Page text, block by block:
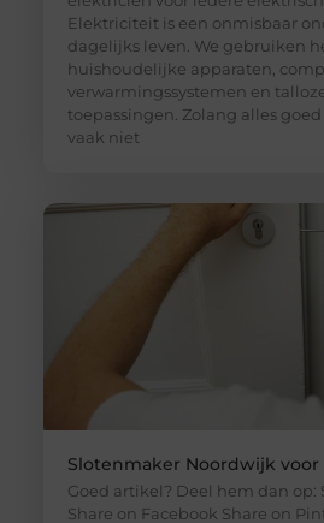
Elektriciteit is een onmisbaar
dagelijks leven. We gebruiken
huishoudelijke apparaten,
verwarmingssystemen en
toepassingen. Zolang alles
vaak niet
Slotenmaker Noordwijk
Goed artikel? Deel hem dan op:
Share on Facebook Share on